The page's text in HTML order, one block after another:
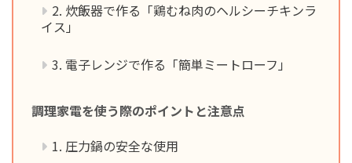
2. 炊飯器で作る「鶏むね肉のヘルシーチキンラ
イス」
3. 電子レンジで作る「簡単ミートローフ」
調理家電を使う際のポイントと注意点
1. 圧力鍋の安全な使用